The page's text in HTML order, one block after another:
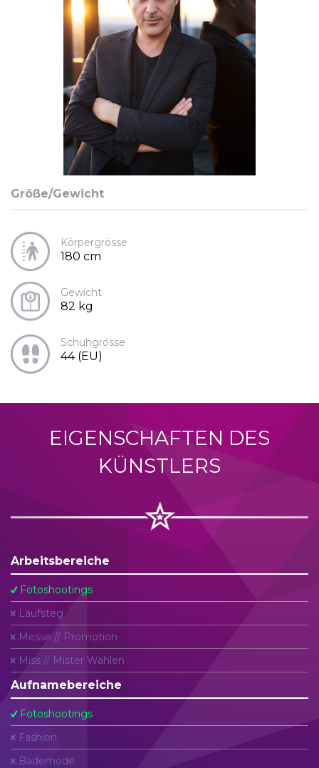
Größe/Gewicht
Körpergrösse
180 cm
Gewicht
82 kg
Schuhgrösse
44 (EU)
EIGENSCHAFTEN DES
KÜNSTLERS
Arbeitsbereiche
Fotoshootings
Laufsteg
Messe // Promotion
Miss // Mister Wahlen
Aufnamebereiche
Fotoshootings
Fashion
Bademode